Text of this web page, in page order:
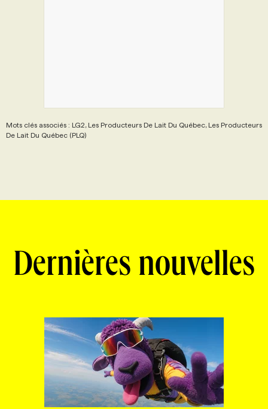
Mots clés associés : LG2, Les Producteurs De Lait Du Québec, Les Producteurs
De Lait Du Québec (PLQ)
Dernières nouvelles